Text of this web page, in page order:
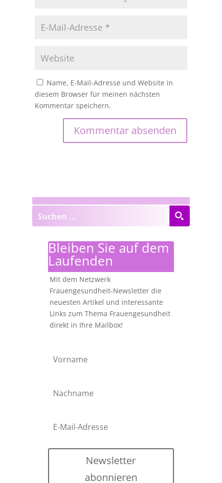
Name, E-Mail-Adresse und Website in
diesem Browser für meinen nächsten
Kommentar speichern.
Bleiben Sie auf dem
Laufenden
Mit dem Netzwerk
Frauengesundheit-Newsletter die
neuesten Artikel und interessante
Links zum Thema Frauengesundheit
direkt in Ihre Mailbox!
Newsletter
abonnieren